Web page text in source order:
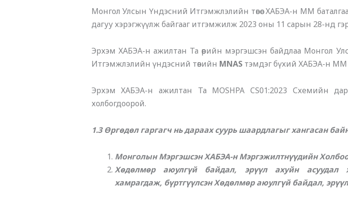
Монгол Улсын Үндэсний Итгэмжлэлийн төвөөс ХАБЭА-н ММ
дагуу хэрэгжүүлж байгааг итгэмжилж 2023 оны 11 сарын 28-нд
Эрхэм ХАБЭА-н ажилтан Та өөрийн мэргэшсэн байдлаа Монгол
Итгэмжлэлийн үндэсний төвийн MNASтэмдэг бүхий ХАБЭА-н ММ
Эрхэм ХАБЭА-н ажилтан Та MOSHPA CS01:2023 Схемийн
холбогдоорой.
1.3 Өргөдөл гаргагч нь дараах суурь шаардлагыг хангасан
Монголын Мэргэшсэн ХАБЭА-н Мэргэжилтнүүдийн
Хөдөлмөр аюулгүй байдал, эрүүл ахуйн асуудал
хамрагдаж, бүртгүүлсэн Хөдөлмөр аюулгүй байдал,